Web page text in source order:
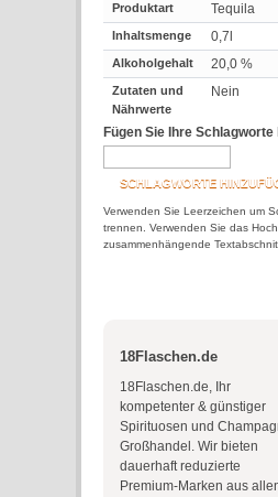
Produktart Tequila
Inhaltsmenge 0,7l
Alkoholgehalt 20,0 %
Zutaten und
Nährwerte
Nein
Fügen Sie Ihre Schlagworte
SCHLAGWORTE
Verwenden Sie Leerzeichen um
trennen. Verwenden Sie das
zusammenhängende
18Flaschen.de
18Flaschen.de, Ihr
kompetenter & günstiger
Spirituosen und
Großhandel. Wir bieten
dauerhaft reduzierte
Premium-Marken aus